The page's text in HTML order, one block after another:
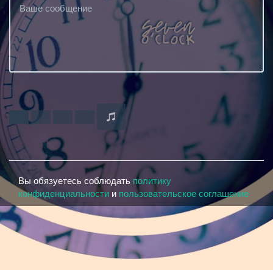
Вы обязуетесь соблюдать политику
конфиденциальности и пользовательское соглашение